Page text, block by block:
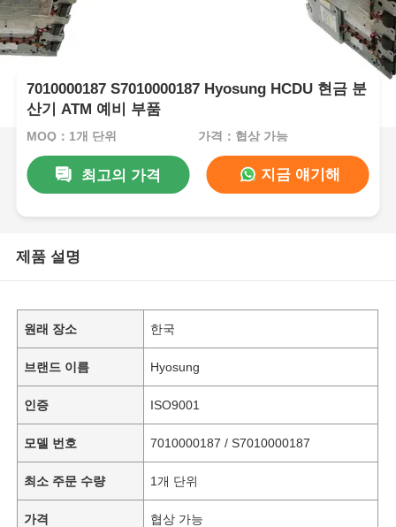
7010000187 S7010000187 Hyosung HCDU 현금 분
산기 ATM 예비 부품
MOQ：1개 단위 가격：협상 가능
최고의 가격 지금 얘기해
제품 설명
원래 장소 한국
브랜드 이름 Hyosung
인증 ISO9001
모델 번호 7010000187 / S7010000187
최소 주문 수량 1개 단위
가격 협상 가능